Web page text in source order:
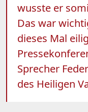
wusste er
Das war
dieses Mal
Sprecher
des Heiligen